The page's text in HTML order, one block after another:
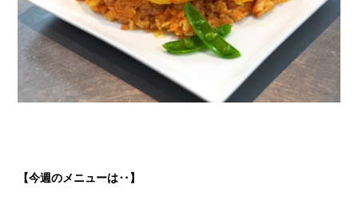
【今週のメニューは‥】